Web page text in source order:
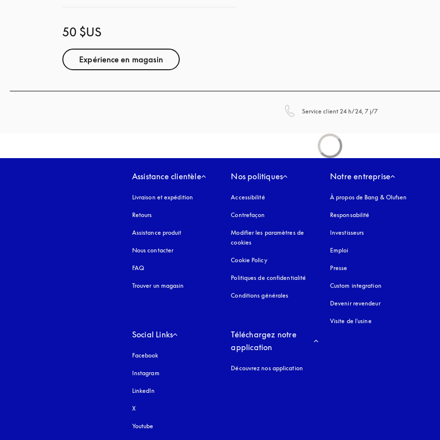
50 $US
Expérience en magasin
Service client 24 h/24, 7 j/7
Assistance clientèle
Livraison et expédition
Retours
Assistance produit
Nous contacter
FAQ
Trouver un magasin
Nos politiques
Accessibilité s’ouvre dans un nouvel onglet
Contrefaçon s’ouvre dans un nouvel onglet
Modifier les paramètres de
cookies
Cookie Policys’ouvre dans un nouvel onglet
Politiques de confidentialité
Conditions générales
Notre entreprise
À propos de Bang & Olufsen
Responsabilité
Investisseurs
Emploi
Presse
Custom integration
Devenir revendeur
Visite de l'usine
Social Links
Facebook
Instagram
LinkedIn
X
Youtube
Téléchargez notre
application
Découvrez nos application